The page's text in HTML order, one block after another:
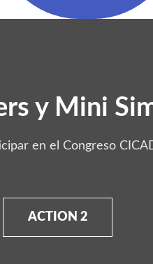
y Mini
en el Congreso
ACTION 2